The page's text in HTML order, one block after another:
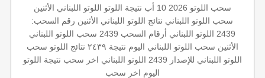
سحب اللوتو 2026 10 أب
نتيجة اللوتو اللوتو اللبناني الأثنين
سحب اللوتو اللبناني نتائج اللوتو اللبناني الأثنين رقم السحب:
2439 اللوتو اللبناني أرقام السحب 2439
سحب اللوتو اللبناني
الأثنين سحب اللوتو اللبناني اليوم نتيجة ٢٤٣٩ نتائج اللوتو سحب
اللوتو اللبناني للإصدار 2439
اللوتو اللبناني اخر سحب نتيجة اللوتو
اليوم اخر سحب